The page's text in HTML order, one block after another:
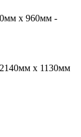
х 960мм -
х 1130мм